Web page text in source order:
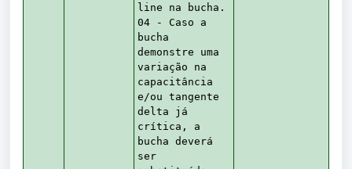
line na bucha.
04 - Caso a
bucha
demonstre uma
variação na
capacitância
e/ou tangente
delta já
crítica, a
bucha deverá
ser